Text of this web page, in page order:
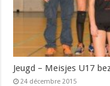
Jeugd – Meisjes U17
24 décembre 2015